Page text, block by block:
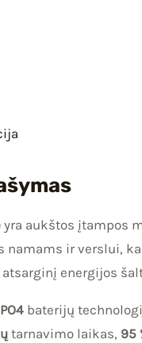
yra aukštos įtampos
namams ir verslui,
energijos
baterijų
tarnavimo laikas, 95